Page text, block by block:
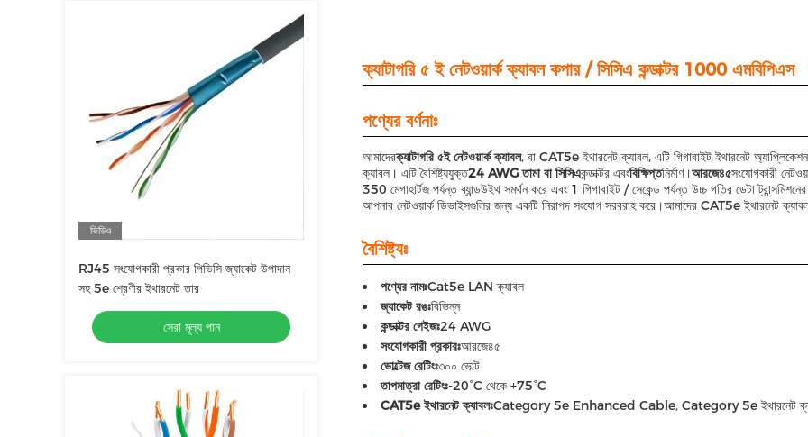
ভিডিও
RJ45 সংযোগকারী প্রকার পিভিসি জ্যাকেট উপাদান
সহ 5e শ্রেণীর ইথারনেট তার
সেরা মূল্য পান
ক্যাটাগরি ৫ ই নেটওয়ার্ক ক্যাবল কপার / সিসিএ কন্ডাক্টর 1000 এমবিপিএস
পণ্যের বর্ণনাঃ
আমাদেরক্যাটাগরি ৫ই নেটওয়ার্ক ক্যাবল, বা CAT5e ইথারনেট ক্যাবল, এটি গিগাবাইট ইথারনেট
ক্যাবল। এটি বৈশিষ্ট্যযুক্ত24 AWG তামা বা সিসিএকন্ডাক্টর এবংবিক্ষিপ্তনির্মাণ।আরজে৪৫সংযোগকারী
350 মেগাহার্টজ পর্যন্ত ব্যান্ডউইথ সমর্থন করে এবং 1 গিগাবাইট / সেকেন্ড পর্যন্ত উচ্চ গতির ডেটা
আপনার নেটওয়ার্ক ডিভাইসগুলির জন্য একটি নিরাপদ সংযোগ সরবরাহ করে।আমাদের CAT5e ইথারনেট
বৈশিষ্ট্যঃ
পণ্যের নামঃCat5e LAN ক্যাবল
জ্যাকেট রঙঃবিভিন্ন
কন্ডাক্টর গেইজঃ24 AWG
সংযোগকারী প্রকারঃআরজে৪৫
ভোল্টেজ রেটিংঃ৩০০ ভোল্ট
তাপমাত্রা রেটিংঃ-20°C থেকে +75°C
CAT5e ইথারনেট ক্যাবলঃCategory 5e Enhanced Cable, Category 5e ইথারনেট